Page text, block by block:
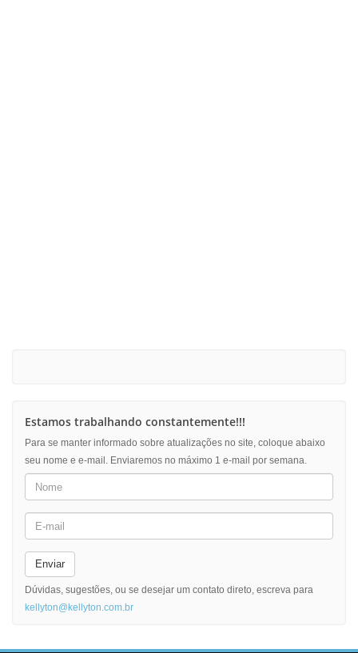
Estamos trabalhando constantemente!!!
Para se manter informado sobre atualizações no site, coloque abaixo
seu nome e e-mail. Enviaremos no máximo 1 e-mail por semana.
Enviar
Dúvidas, sugestões, ou se desejar um contato direto, escreva para
kellyton@kellyton.com.br